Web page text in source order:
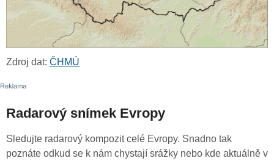
Zdroj dat: ČHMÚ
Radarový snímek Evropy
Sledujte radarový kompozit celé Evropy. Snadno tak
poznáte odkud se k nám chystají srážky nebo kde aktuálně v